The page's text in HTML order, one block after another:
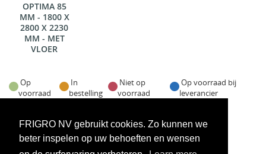
FRIGRO NV gebruikt cookies. Zo kunnen we
beter inspelen op uw behoeften en wensen
OPTIMA 85
MM - 1800 X
2800 X 2230
MM - MET
VLOER
Op
voorraad
In
bestelling
Niet op
voorraad
Op voorraad bij
leverancier